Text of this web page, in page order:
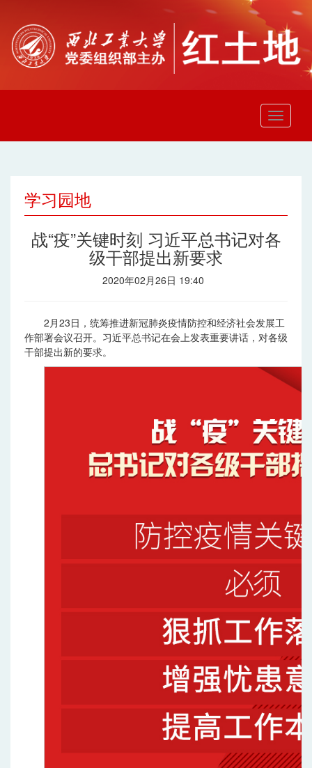
学习园地
战“疫”关键时刻 习近平总书记对各
级干部提出新要求
2020年02月26日 19:40
2月23日，统筹推进新冠肺炎疫情防控和经济社会发展工
作部署会议召开。习近平总书记在会上发表重要讲话，对各级
干部提出新的要求。